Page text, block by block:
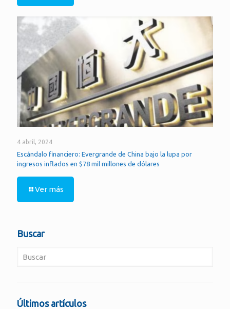
4 abril, 2024
Escándalo financiero: Evergrande de China bajo la lupa por
ingresos inflados en $78 mil millones de dólares
Ver más
Buscar
Últimos artículos